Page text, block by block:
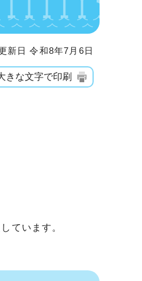
日 令和8年7月6日
きな文字で印刷
ています。